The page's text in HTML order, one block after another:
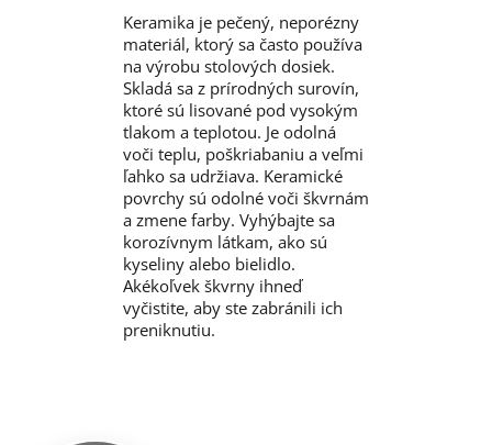
Keramika je pečený, neporézny
materiál, ktorý sa často používa
na výrobu stolových dosiek.
Skladá sa z prírodných surovín,
ktoré sú lisované pod vysokým
tlakom a teplotou. Je odolná
voči teplu, poškriabaniu a veľmi
ľahko sa udržiava. Keramické
povrchy sú odolné voči škvrnám
a zmene farby. Vyhýbajte sa
korozívnym látkam, ako sú
kyseliny alebo bielidlo.
Akékoľvek škvrny ihneď
vyčistite, aby ste zabránili ich
preniknutiu.